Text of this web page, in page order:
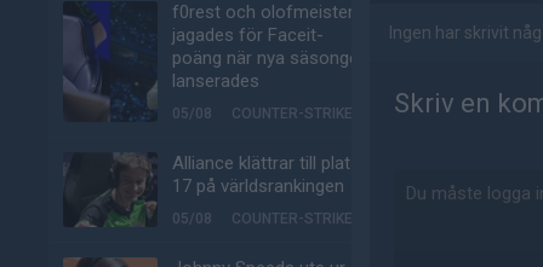
f0rest och olofmeister
jagades för Faceit-
poäng när nya säsongen
lanserades
05/08 COUNTER-STRIKE
Alliance klättrar till plats
17 på världsrankingen
05/08 COUNTER-STRIKE
Ingen har skrivit
Skriv en